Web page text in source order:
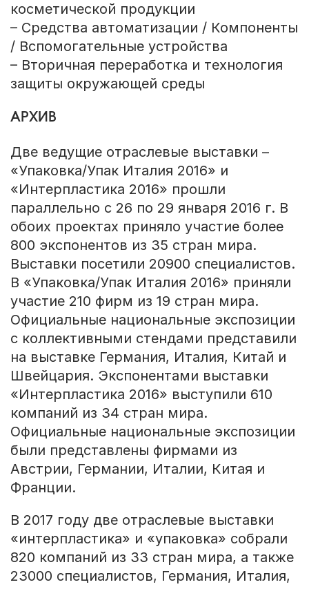
косметической продукции
– Средства автоматизации / Компоненты
/ Вспомогательные устройства
– Вторичная переработка и технология
защиты окружающей среды
АРХИВ
Две ведущие отраслевые выставки –
«Упаковка/Упак Италия 2016» и
«Интерпластика 2016» прошли
параллельно с 26 по 29 января 2016 г. В
обоих проектах приняло участие более
800 экспонентов из 35 стран мира.
Выставки посетили 20900 специалистов.
В «Упаковка/Упак Италия 2016» приняли
участие 210 фирм из 19 стран мира.
Официальные национальные экспозиции
с коллективными стендами представили
на выставке Германия, Италия, Китай и
Швейцария. Экспонентами выставки
«Интерпластика 2016» выступили 610
компаний из 34 стран мира.
Официальные национальные экспозиции
были представлены фирмами из
Австрии, Германии, Италии, Китая и
Франции.
В 2017 году две отраслевые выставки
«интерпластика» и «упаковка» собрали
820 компаний из 33 стран мира, а также
23000 специалистов, Германия, Италия,